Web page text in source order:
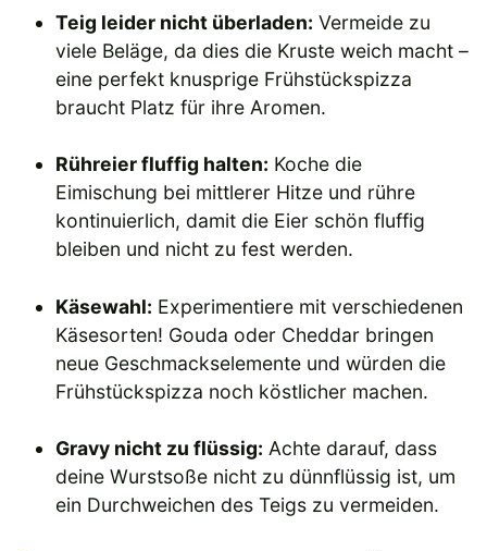
Teig leider nicht überladen: Vermeide zu
viele Beläge, da dies die Kruste weich macht –
eine perfekt knusprige Frühstückspizza
braucht Platz für ihre Aromen.
Rühreier fluffig halten: Koche die
Eimischung bei mittlerer Hitze und rühre
kontinuierlich, damit die Eier schön fluffig
bleiben und nicht zu fest werden.
Käsewahl: Experimentiere mit verschiedenen
Käsesorten! Gouda oder Cheddar bringen
neue Geschmackselemente und würden die
Frühstückspizza noch köstlicher machen.
Gravy nicht zu flüssig: Achte darauf, dass
deine Wurstsoße nicht zu dünnflüssig ist, um
ein Durchweichen des Teigs zu vermeiden.